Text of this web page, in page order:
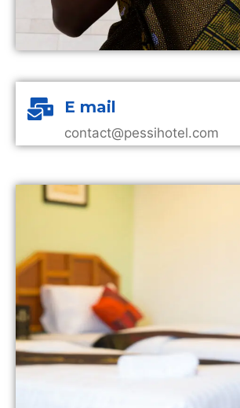
E mail
contact@pessihotel.com